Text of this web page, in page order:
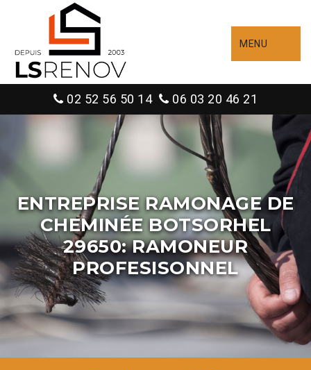
MENU
02 52 56 50 14 06 03 20 46 21
ENTREPRISE RAMONAGE DE
CHEMINÉE BOTSORHEL
29650: RAMONEUR
PROFESISONNEL